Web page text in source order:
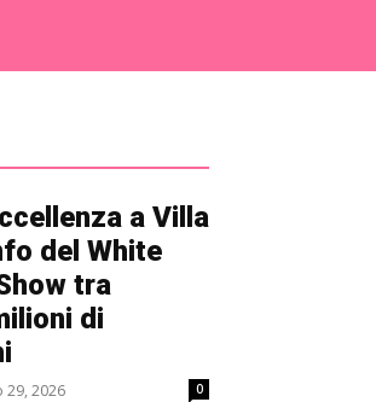
a Villa
del White
tra
di
29, 2026 0